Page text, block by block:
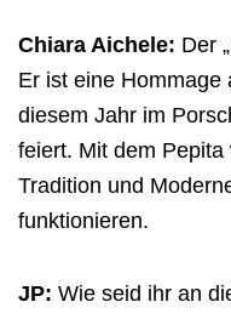
Chiara Aichele: Der
Er ist eine Hommage
diesem Jahr im
feiert. Mit dem
Tradition und
funktionieren.
JP: Wie seid ihr an